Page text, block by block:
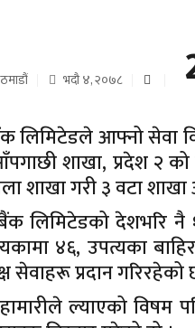
भदौ ४, २०७८
लिमिटेडले आफ्नो सेवा
शाखा, प्रदेश २ को
शाखा गरी ३ वटा
लिमिटेडको देशभरि नै
४६, उपत्यका
प्रदान गरिरहेको
ल्याएको विषम